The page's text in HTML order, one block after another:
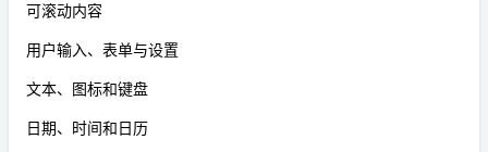
可滚动内容
用户输入、表单与设置
文本、图标和键盘
日期、时间和日历